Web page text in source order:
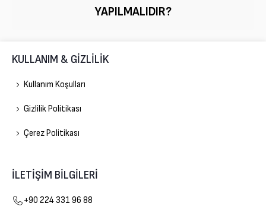
YAPILMALIDIR?
KULLANIM & GİZLİLİK
Kullanım Koşulları
Gizlilik Politikası
Çerez Politikası
İLETİŞİM BİLGİLERİ
+90 224 331 96 88
Gelişim Doğalgaz